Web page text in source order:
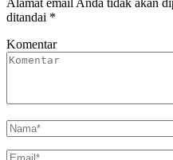
Alamat email Anda tidak akan
ditandai *
Komentar